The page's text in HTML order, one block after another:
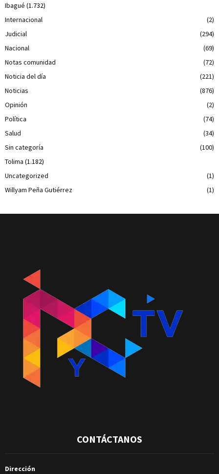
Ibagué (1.732)
Internacional
(2)
Judicial
(294)
Nacional
(69)
Notas comunidad
(72)
Noticia del día
(221)
Noticias
(876)
Opinión
(2)
Política
(74)
Salud
(34)
Sin categoría
(100)
Tolima (1.182)
Uncategorized
(1)
Willyam Peña Gutiérrez
(1)
CONTÁCTANOS
Dirección